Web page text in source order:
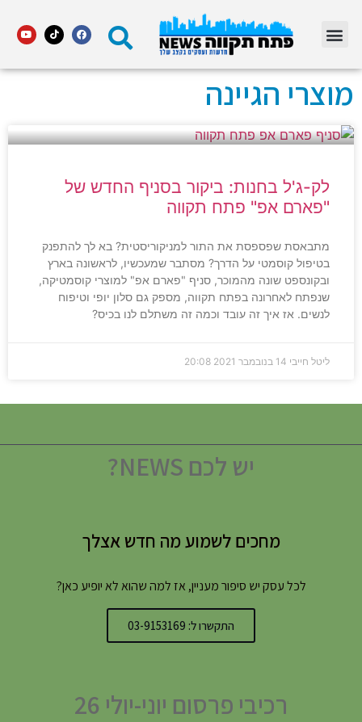
מוצרי הגיינה
לק-ג'ל בחנות: ביקור בסניף החדש של
"פארם אפ" פתח תקווה
מתבאסת שפספסת את התור למניקוריסטית? בא לך להתפנק
בטיפול קוסמטי על הדרך? מסתבר שמעכשיו, לראשונה בארץ
ובקונספט שונה מהמוכר, סניף "פארם אפ" למוצרי קוסמטיקה,
שנפתח לאחרונה בפתח תקווה, מספק גם סלון יופי וטיפוח
לנשים. אז איך זה עובד וכמה זה משתלם לנו בכיס?
ליטל חייבי 14 בנובמבר 2021 20:08
יש לכם NEWS?
מחכים לשמוע מה חדש אצלך
לכל עסק יש סיפור מעניין, אז למה שהוא לא יופיע כאן?
התקשרו ל: 03-9153169
רכיבי פרסום יוני-יולי 26